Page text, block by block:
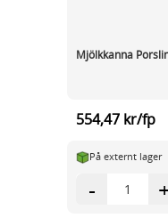
Mjölkkanna
554,47 kr/fp
På externt lager
-